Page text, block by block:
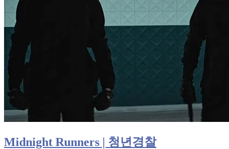
Midnight Runners | 청년경찰